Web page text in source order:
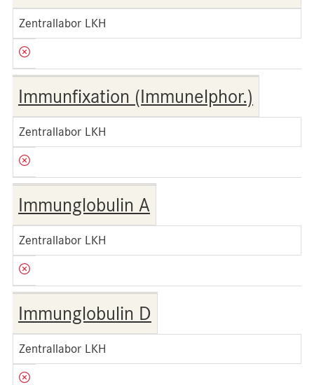
Zentrallabor LKH
Immunfixation (Immunelphor.)
Zentrallabor LKH
Immunglobulin A
Zentrallabor LKH
Immunglobulin D
Zentrallabor LKH